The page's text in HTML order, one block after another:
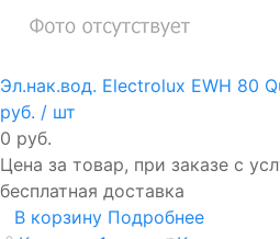
Эл.нак.вод. Electrolux EWH 80
руб. / шт
0 руб.
Цена за товар, при заказе с
бесплатная доставка
В корзину Подробнее